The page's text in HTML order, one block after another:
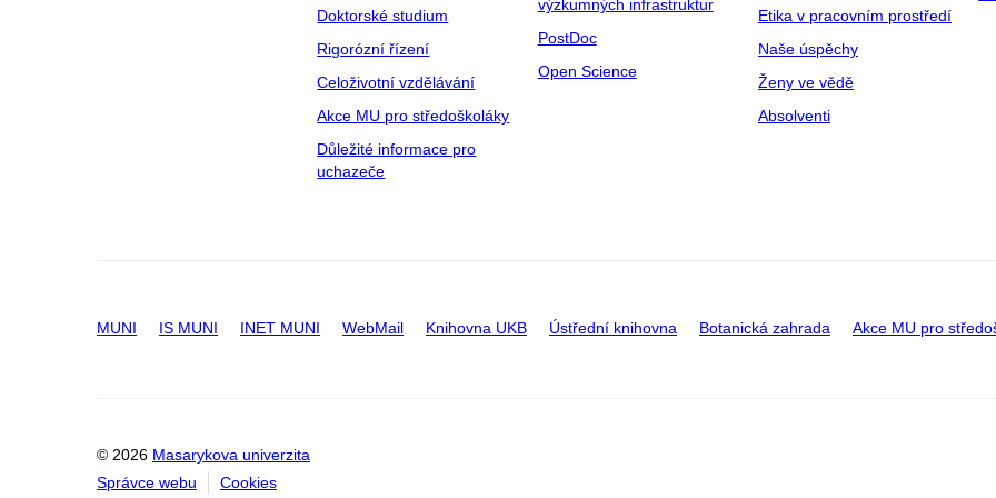
Doktorské studium
Rigorózní řízení
Celoživotní vzdělávání
Akce MU pro středoškoláky
Důležité informace pro
uchazeče
výzkumných infrastruktur
PostDoc
Open Science
Etika v pracovním prostředí
Naše úspěchy
Ženy ve vědě
Absolventi
MUNI IS MUNI INET MUNI WebMail Knihovna UKB Ústřední knihovna Botanická zahrada Akce MU pro
© 2026 Masarykova univerzita
Správce webu
Cookies